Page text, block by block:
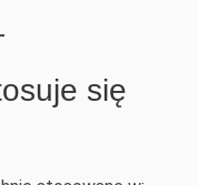
się